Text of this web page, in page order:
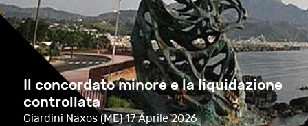
Il concordato minore e la liquidazione
controllata
Giardini Naxos (ME) 17 Aprile 2026